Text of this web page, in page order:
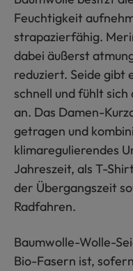
Feuchtigkeit
strapazierfähig.
dabei äußerst
reduziert. Seide gibt
schnell und fühlt
an. Das Damen-
getragen und
klimaregulierendes
Jahreszeit, als T-
der Übergangszeit
Radfahren.
Baumwolle-Wolle-
Bio-Fasern ist,